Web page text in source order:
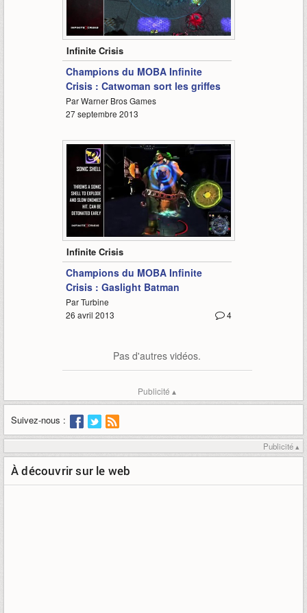
2:43
Infinite Crisis
Champions du MOBA Infinite
Crisis : Catwoman sort les griffes
Par Warner Bros Games
27 septembre 2013
2:42
Infinite Crisis
Champions du MOBA Infinite
Crisis : Gaslight Batman
Par Turbine
4
26 avril 2013
Pas d'autres vidéos.
Publicité ▴
Suivez-nous :
Publicité ▴
À découvrir sur le web